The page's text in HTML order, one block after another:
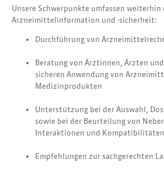
Unsere Schwerpunkte umfassen weiterhin
Arzneimittelinformation und -sicherheit:
Durchführung von
Beratung von Ärztinnen, Ärzten
sicheren Anwendung von
Medizinprodukten
Unterstützung bei der Auswahl,
sowie bei der Beurteilung von
Interaktionen und Kompatibilitäten
Empfehlungen zur sachgerechten